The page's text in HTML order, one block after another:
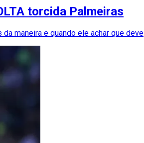
torcida Palmeiras
maneira e quando ele achar que deve